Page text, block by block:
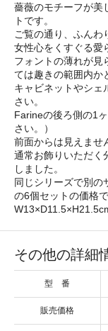
薔薇のモチーフが美
トです。
ご覧の通り、ふんわ
女性心をくすぐる愛
フォントの薄れが見
ては趣きの範囲内か
キャビネットやシェ
さい。
Farineの後ろ側の1
さい。）
前面からは見えませ
通常お飾りいただく
しました。
同じシリーズで別の
の6個セットの価格で
その他の詳細
型 番
販売価格